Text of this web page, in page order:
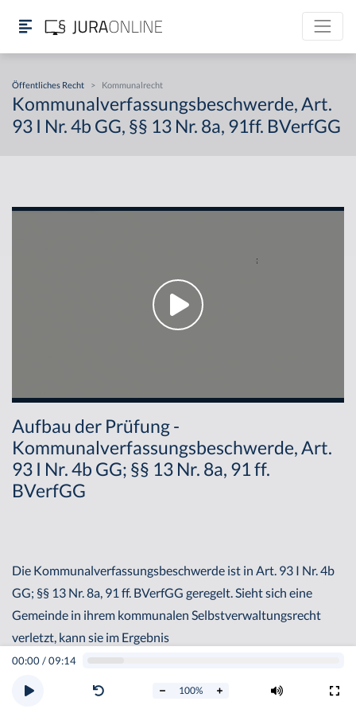
Öffentliches Recht > Kommunalrecht
Kommunalverfassungsbeschwerde, Art.
93 I Nr. 4b GG, §§ 13 Nr. 8a, 91ff. BVerfGG
00:00/09:14
100%
Aufbau der Prüfung -
Kommunalverfassungsbeschwerde, Art.
93 I Nr. 4b GG; §§ 13 Nr. 8a, 91 ff.
BVerfGG
Die Kommunalverfassungsbeschwerde ist in Art. 93 I Nr. 4b
GG; §§ 13 Nr. 8a, 91 ff. BVerfGG geregelt. Sieht sich eine
Gemeinde in ihrem kommunalen Selbstverwaltungsrecht
verletzt, kann sie im Ergebnis
Kommunalverfassungsbeschwerde erheben. Beispiel: Ein